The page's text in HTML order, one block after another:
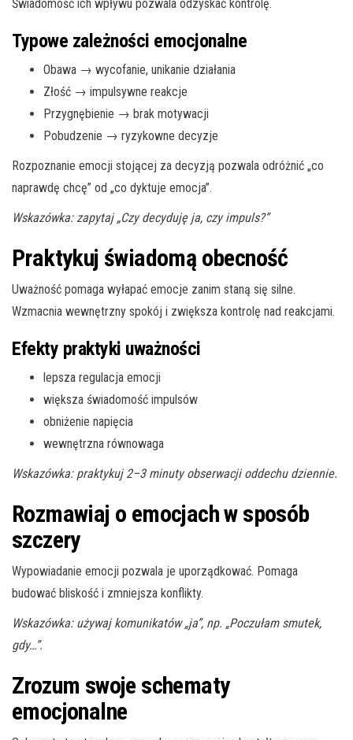
Świadomość ich wpływu pozwala odzyskać kontrolę.
Typowe zależności emocjonalne
Obawa → wycofanie, unikanie działania
Złość → impulsywne reakcje
Przygnębienie → brak motywacji
Pobudzenie → ryzykowne decyzje
Rozpoznanie emocji stojącej za decyzją pozwala odróżnić „co
naprawdę chcę” od „co dyktuje emocja”.
Wskazówka: zapytaj „Czy decyduję ja, czy impuls?”
Praktykuj świadomą obecność
Uważność pomaga wyłapać emocje zanim staną się silne.
Wzmacnia wewnętrzny spokój i zwiększa kontrolę nad reakcjami.
Efekty praktyki uważności
lepsza regulacja emocji
większa świadomość impulsów
obniżenie napięcia
wewnętrzna równowaga
Wskazówka: praktykuj 2–3 minuty obserwacji oddechu dziennie.
Rozmawiaj o emocjach w sposób
szczery
Wypowiadanie emocji pozwala je uporządkować. Pomaga
budować bliskość i zmniejsza konflikty.
Wskazówka: używaj komunikatów „ja”, np. „Poczułam smutek,
gdy…”.
Zrozum swoje schematy
emocjonalne